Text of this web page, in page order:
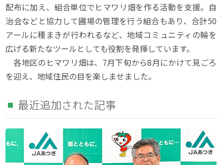
配布に加え、組合単位でヒマワリ畑を作る活動を支援。自
治会などと協力して圃場の管理を行う組合もあり、合計50
アールに種まきが行われるなど、地域コミュニティの輪を
広げる新たなツールとしても役割を発揮しています。
各地区のヒマワリ畑は、7月下旬から8月にかけて見ごろ
を迎え、地域住民の目を楽しませました。
最近追加された記事